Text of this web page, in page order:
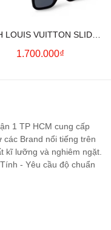
LOUIS VUITTON SLIDE
SUNGLASSES
1.700.000₫
1 TP HCM cung cấp
Brand nổi tiếng trên
kĩ lưỡng và nghiêm ngặt.
- Yêu cầu độ chuẩn